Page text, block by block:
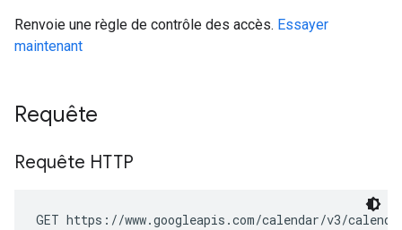
Renvoie une règle de contrôle des accès. Essayer
maintenant
Requête
Requête HTTP
GET https://www.googleapis.com/calendar/v3/